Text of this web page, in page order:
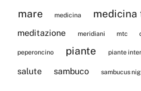
mare medicina medicina
meditazione meridiani mtc
peperoncino piante piante
salute sambuco sambucus